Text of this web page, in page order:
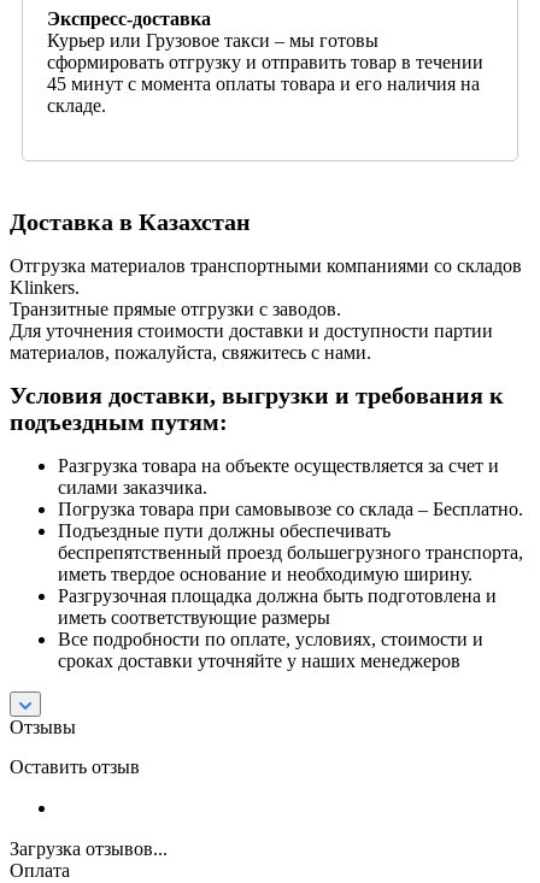
Экспресс-доставка
Курьер или Грузовое такси – мы готовы
сформировать отгрузку и отправить товар в течении
45 минут с момента оплаты товара и его наличия на
складе.
Доставка в Казахстан
Отгрузка материалов транспортными компаниями со складов
Klinkers.
Транзитные прямые отгрузки с заводов.
Для уточнения стоимости доставки и доступности партии
материалов, пожалуйста, свяжитесь с нами.
Условия доставки, выгрузки и требования к
подъездным путям:
Разгрузка товара на объекте осуществляется за счет и
силами заказчика.
Погрузка товара при самовывозе со склада – Бесплатно.
Подъездные пути должны обеспечивать
беспрепятственный проезд большегрузного транспорта,
иметь твердое основание и необходимую ширину.
Разгрузочная площадка должна быть подготовлена и
иметь соответствующие размеры
Все подробности по оплате, условиях, стоимости и
сроках доставки уточняйте у наших менеджеров
Отзывы
Оставить отзыв
Загрузка отзывов...
Оплата